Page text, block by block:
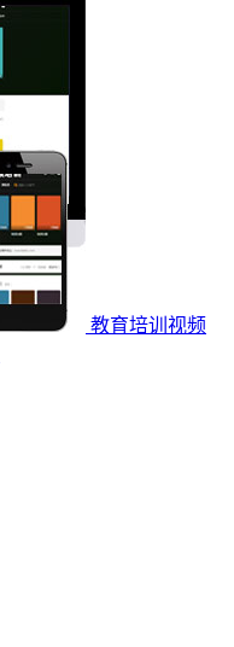
教育培训视频